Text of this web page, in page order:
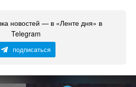
новостей — в «Ленте дня» в
Telegram
подписаться